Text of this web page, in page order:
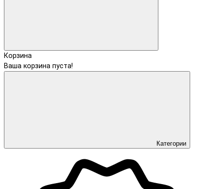
Корзина
Ваша корзина пуста!
Категории